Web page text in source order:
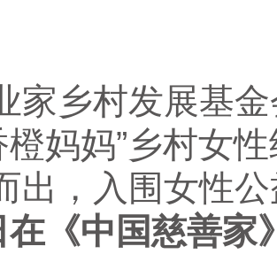
家乡村发展基
橙妈妈”乡村女
出，入围女性
《中国慈善家